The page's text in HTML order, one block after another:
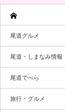
尾道グルメ
尾道・しまなみ情報
尾道でべら
旅行・グルメ